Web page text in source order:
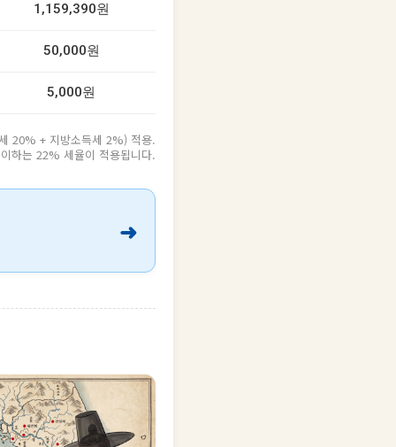
1,159,390원
50,000원
5,000원
20% + 지방소득세 2%) 적용.
하는 22% 세율이 적용됩니다.
➜